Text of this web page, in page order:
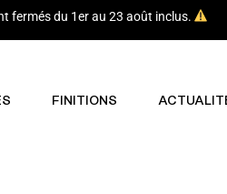
fermés du 1er au 23 août inclus.
FINITIONS